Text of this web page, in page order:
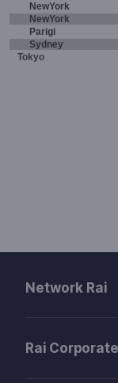
NewYork
NewYork
Parigi
Sydney
Tokyo